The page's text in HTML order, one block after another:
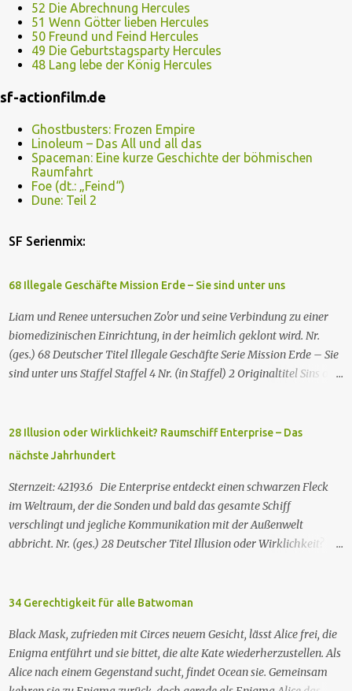
52 Die Abrechnung Hercules
51 Wenn Götter lieben Hercules
50 Freund und Feind Hercules
49 Die Geburtstagsparty Hercules
48 Lang lebe der König Hercules
sf-actionfilm.de
Ghostbusters: Frozen Empire
Linoleum – Das All und all das
Spaceman: Eine kurze Geschichte der böhmischen
Raumfahrt
Foe (dt.: „Feind“)
Dune: Teil 2
SF Serienmix:
68 Illegale Geschäfte Mission Erde – Sie sind unter uns
Liam und Renee untersuchen Zo'or und seine Verbindung zu einer
biomedizinischen Einrichtung, in der heimlich geklont wird. Nr.
(ges.) 68 Deutscher Titel Illegale Geschäfte Serie Mission Erde – Sie
sind unter uns Staffel Staffel 4 Nr. (in Staffel) 2 Original­titel Sins of
25. Sep. 2001 Es kommt eine außerirdische Rasse, die Taelons oder
Gefährten genannt wird, auf die Erde. Sie bieten den Menschen auf
Hungersnöte eindämmen, Umweltprobleme lösen und Konflikte
beenden können. Im Gegenzug verlangen sie, dass man sie auf der
Erde leben lässt. Doch eine Gruppe von Erdlingen, die an der
Freundlichkeit der Taelons zweifelt, organisiert eine
verstehen nach und nach, dass jede Spezies die...
28 Illusion oder Wirklichkeit? Raumschiff Enterprise – Das
nächste Jahrhundert
Sternzeit: 42193.6 Die Enterprise entdeckt einen schwarzen Fleck
im Weltraum, der die Sonden und bald das gesamte Schiff
verschlingt und jegliche Kommunikation mit der Außenwelt
abbricht. Nr. (ges.) 28 Deutscher Titel Illusion oder Wirklichkeit?
Winrich Kolbe Buch Jack B. Sowards Erstaus­strahlung USA 26. Nov.
Deutschsprachige Erstausstrahlung der HD-restaurierten Fassung
im Pay-TV (Syfy) 17. Jan. 2013 Raumschiff Enterprise – Das nächste
Jahrhundert spielt im 24. Jahrhundert und erzählt von den
34 Gerechtigkeit für alle Batwoman
Black Mask, zufrieden mit Circes neuem Gesicht, lässt Alice frei, die
Enigma entführt und sie bittet, die alte Kate wiederherzustellen. Als
Alice nach einem Gegenstand sucht, findet Ocean sie. Gemeinsam